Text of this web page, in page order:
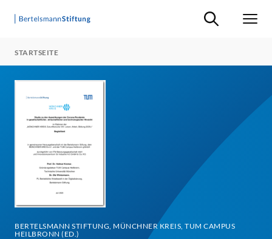
Suche ein-/
STARTSEITE
BERTELSMANN STIFTUNG, MÜNCHNER KREIS, TUM CAMPUS
HEILBRONN (ED.)